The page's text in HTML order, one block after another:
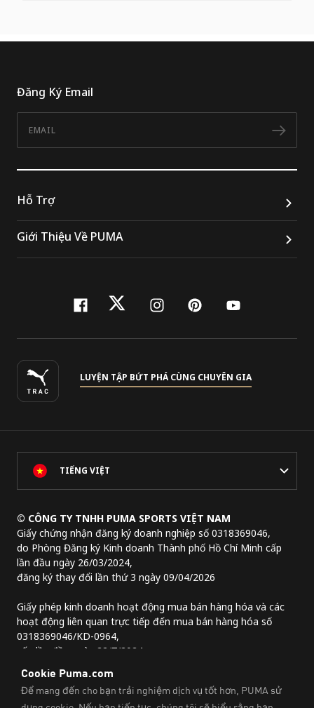
Đăng Ký Email
Hỗ Trợ
Giới Thiệu Về PUMA
facebook
twitterinstagram
pinterest
youtube
LUYỆN TẬP BỨT PHÁ CÙNG CHUYÊN GIA
TIẾNG VIỆT
© CÔNG TY TNHH PUMA SPORTS VIỆT NAM
Giấy chứng nhận đăng ký doanh nghiệp số 0318369046,
do Phòng Đăng ký Kinh doanh Thành phố Hồ Chí Minh cấp
lần đầu ngày 26/03/2024,
đăng ký thay đổi lần thứ 3 ngày 09/04/2026
Giấy phép kinh doanh hoạt động mua bán hàng hóa và các
hoạt động liên quan trực tiếp đến mua bán hàng hóa số
0318369046/KD-0964,
cấp lần đầu ngày 22/7/2024.
Lầu 2, tòa nhà Lim Tower 3,
số 29A đường Nguyễn Đình Chiểu,